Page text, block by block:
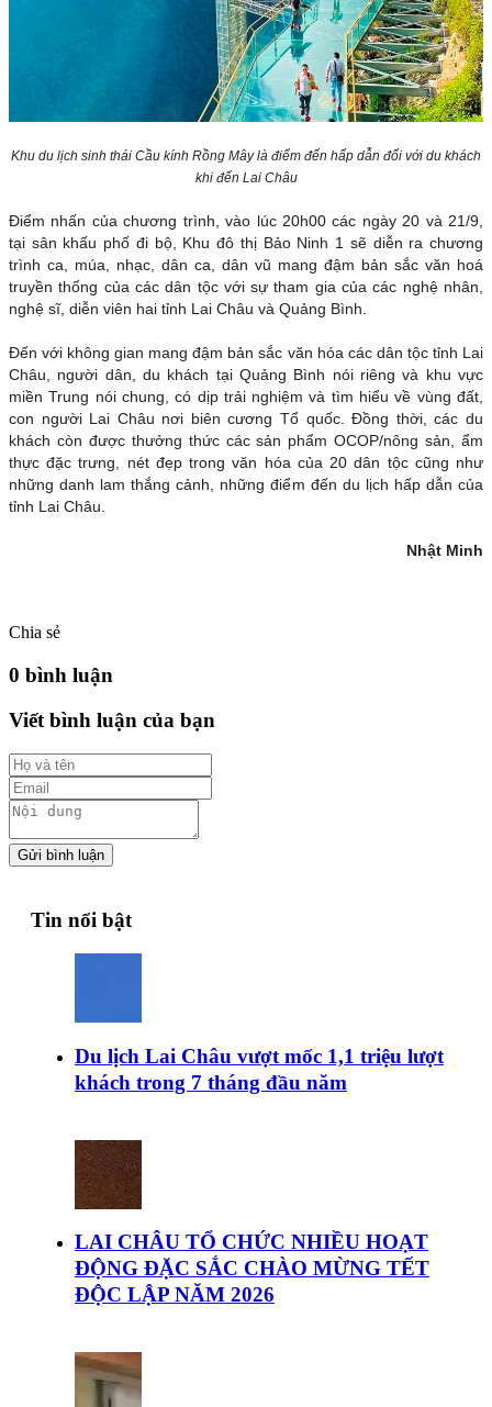
Khu du lịch sinh thái Cầu kính Rồng Mây là điểm đến hấp dẫn đối với du khách
khi đến Lai Châu
Điểm nhấn của chương trình, vào lúc 20h00 các ngày 20 và 21/9,
tại sân khấu phố đi bộ, Khu đô thị Bảo Ninh 1 sẽ diễn ra chương
trình ca, múa, nhạc, dân ca, dân vũ mang đậm bản sắc văn hoá
truyền thống của các dân tộc với sự tham gia của các nghệ nhân,
nghệ sĩ, diễn viên hai tỉnh Lai Châu và Quảng Bình.
Đến với không gian mang đậm bản sắc văn hóa các dân tộc tỉnh Lai
Châu, người dân, du khách tại Quảng Bình nói riêng và khu vực
miền Trung nói chung, có dịp trải nghiệm và tìm hiểu về vùng đất,
con người Lai Châu nơi biên cương Tổ quốc. Đồng thời, các du
khách còn được thưởng thức các sản phẩm OCOP/nông sản, ẩm
thực đặc trưng, nét đẹp trong văn hóa của 20 dân tộc cũng như
những danh lam thắng cảnh, những điểm đến du lịch hấp dẫn của
tỉnh Lai Châu.
Nhật Minh
Chia sẻ
0 bình luận
Viết bình luận của bạn
Gửi bình luận
Tin nổi bật
Du lịch Lai Châu vượt mốc 1,1 triệu lượt
khách trong 7 tháng đầu năm
LAI CHÂU TỔ CHỨC NHIỀU HOẠT
ĐỘNG ĐẶC SẮC CHÀO MỪNG TẾT
ĐỘC LẬP NĂM 2026